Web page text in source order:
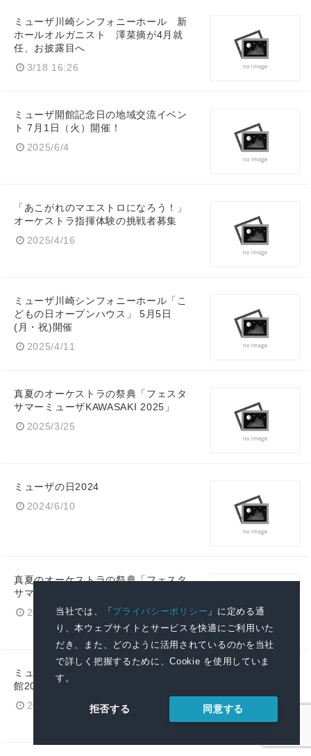
当社では、「プライバシーポリシー 」に定める通
り、本ウェブサイトとサービスを快適にご利用いた
だき、また、どのように活用されているのかを当社
で詳しく把握するために、Cookie を使用していま
す。
拒否する 同意する
ミューザ川崎シンフォニーホール 新
ホールオルガニスト 澤菜摘が4月就
任、お披露目へ
3/18 16:26
ミューザ開館記念日の地域交流イベン
ト 7月1日（火）開催！
2025/6/4
「あこがれのマエストロになろう！」
オーケストラ指揮体験の挑戦者募集
2025/4/16
ミューザ川崎シンフォニーホール「こ
どもの日オープンハウス」 5月5日
(月・祝)開催
2025/4/11
真夏のオーケストラの祭典「フェスタ
サマーミューザKAWASAKI 2025」
2025/3/25
ミューザの日2024
2024/6/10
真夏のオーケストラの祭典「フェスタ
サマーミューザKAWASAKI 2024」
2024/3/26
ミューザ川崎シンフォニーホール 開
館20周年 公演ラインアップ発表！
2023/12/12